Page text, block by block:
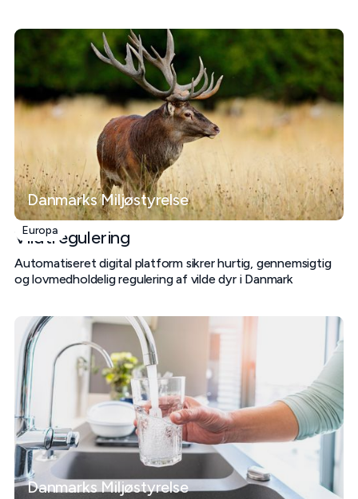
Danmarks Miljøstyrelse
Europa
Vildtregulering
Automatiseret digital platform sikrer hurtig, gennemsigtig
og lovmedholdelig regulering af vilde dyr i Danmark
Danmarks Miljøstyrelse